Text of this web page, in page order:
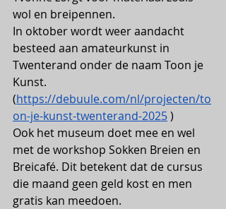
wol en breipennen.
In oktober wordt weer aandacht
besteed aan amateurkunst in
Twenterand onder de naam Toon je
Kunst.
(https://debuule.com/nl/projecten/to
on-je-kunst-twenterand-2025 )
Ook het museum doet mee en wel
met de workshop Sokken Breien en
Breicafé. Dit betekent dat de cursus
die maand geen geld kost en men
gratis kan meedoen.